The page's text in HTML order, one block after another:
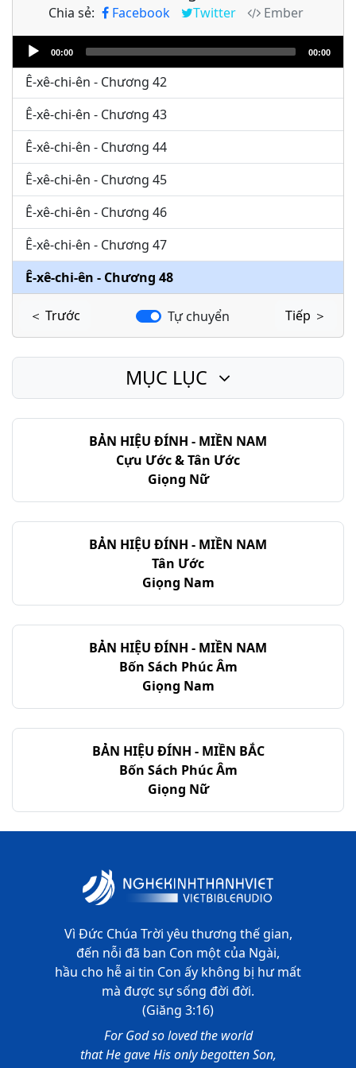
Chia sẻ: Facebook Twitter
Ember
Audio
Player
00:00 00:00
Ê-xê-chi-ên - Chương 40
Ê-xê-chi-ên - Chương 41
Ê-xê-chi-ên - Chương 42
Ê-xê-chi-ên - Chương 43
Ê-xê-chi-ên - Chương 44
Ê-xê-chi-ên - Chương 45
Ê-xê-chi-ên - Chương 46
Ê-xê-chi-ên - Chương 47
Ê-xê-chi-ên - Chương 48
＜ Trước Tự chuyển Tiếp ＞
BẢN HIỆU ĐÍNH - MIỀN NAM
Cựu Ước & Tân Ước
Giọng Nữ
BẢN HIỆU ĐÍNH - MIỀN NAM
Tân Ước
Giọng Nam
BẢN HIỆU ĐÍNH - MIỀN NAM
Bốn Sách Phúc Âm
Giọng Nam
BẢN HIỆU ĐÍNH - MIỀN BẮC
Bốn Sách Phúc Âm
Giọng Nữ
MỤC LỤC
Vì Đức Chúa Trời yêu thương thế gian,
đến nỗi đã ban Con một của Ngài,
hầu cho hễ ai tin Con ấy không bị hư mất
mà được sự sống đời đời.
(Giăng 3:16)
For God so loved the world
that He gave His only begotten Son,